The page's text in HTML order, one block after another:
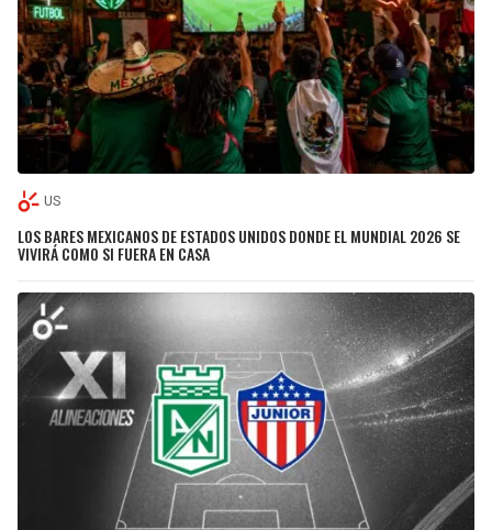
US
LOS BARES MEXICANOS DE ESTADOS UNIDOS DONDE EL MUNDIAL 2026 SE
VIVIRÁ COMO SI FUERA EN CASA